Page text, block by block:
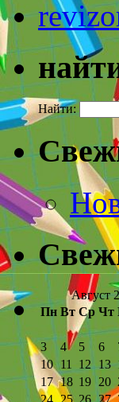
Найти:
Август
Пн Вт Ср Чт
3
4 5 6
10 11 12 13
17 18 19 20
24 25 26 27